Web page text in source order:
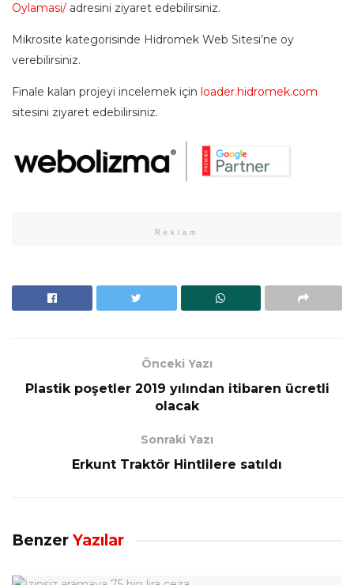
Oylamasi/ adresini ziyaret edebilirsiniz.
Mikrosite kategorisinde Hidromek Web Sitesi’ne oy
verebilirsiniz.
Finale kalan projeyi incelemek için loader.hidromek.com
sitesini ziyaret edebilirsiniz.
Reklam
Önceki Yazı
Plastik poşetler 2019 yılından itibaren ücretli
olacak
Sonraki Yazı
Erkunt Traktör Hintlilere satıldı
Benzer Yazılar